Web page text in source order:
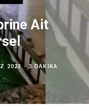
Ait
2023 3 DAKIKA